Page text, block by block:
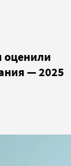
оценили
— 2025